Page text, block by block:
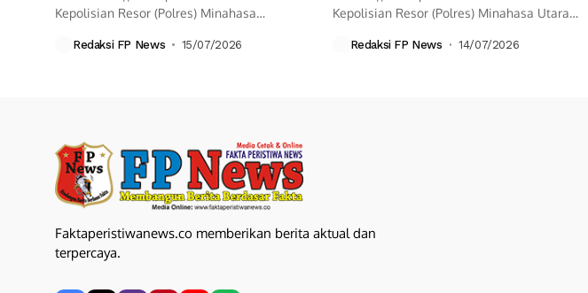
Kepolisian Resor (Polres) Minahasa
Jabatan...
Redaksi FP News 15/07/2026
Kepolisian Resor (Polres) Minahasa Utara
Redaksi FP News 14/07/2026
Faktaperistiwanews.co memberikan berita aktual dan
terpercaya.